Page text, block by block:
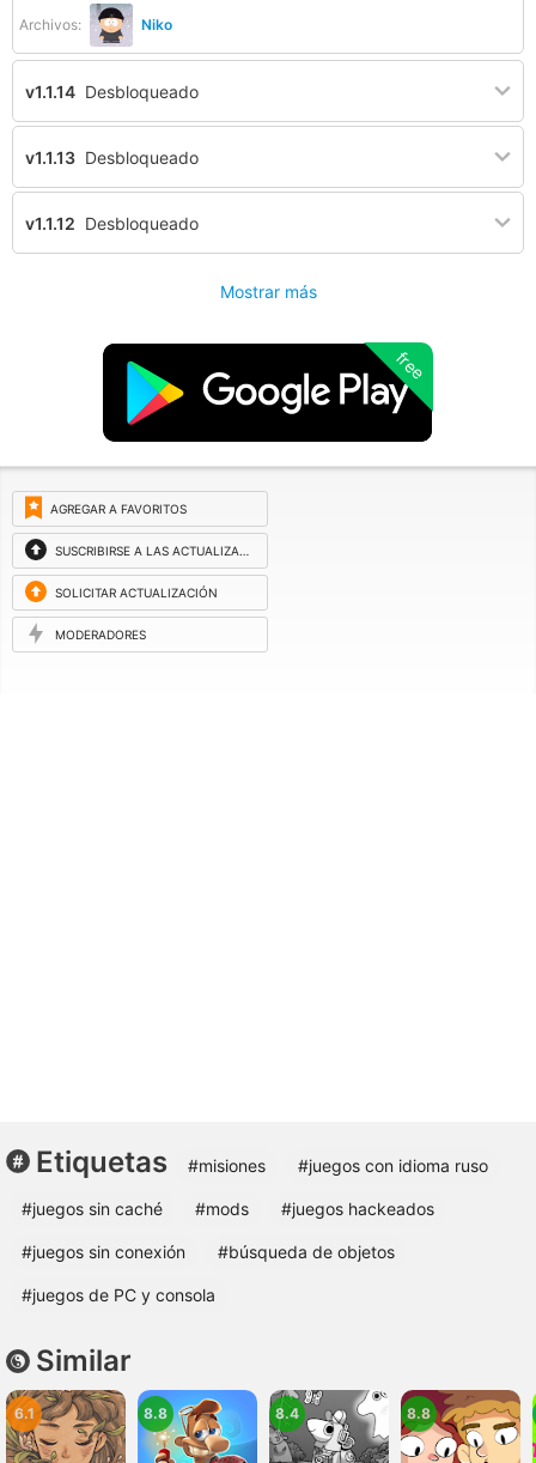
Archivos: Niko
v1.1.14 Desbloqueado
v1.1.13 Desbloqueado
v1.1.12 Desbloqueado
Mostrar más
free
AGREGAR A FAVORITOS
SUSCRIBIRSE A LAS ACTUALIZACIONES
SOLICITAR ACTUALIZACIÓN
MODERADORES
Etiquetas #misiones #juegos con idioma ruso
#juegos sin caché #mods #juegos hackeados
#juegos sin conexión #búsqueda de objetos
#juegos de PC y consola
Similar
6.1 8.8 8.4 8.8